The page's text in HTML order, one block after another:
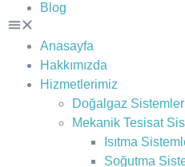
Blog
Anasayfa
Hakkımızda
Hizmetlerimiz
Doğalgaz
Mekanik Tesisat
Isıtma
Soğutma